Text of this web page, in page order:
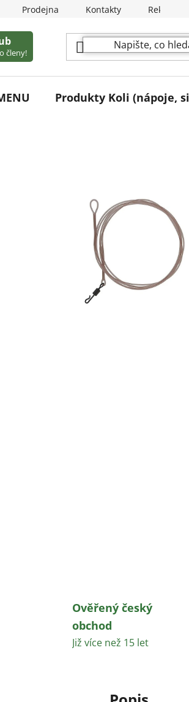
Prodejna Kontakty
členy!
Produkty Koli (nápoje,
Ověřený český
obchod
Již více než 15 let